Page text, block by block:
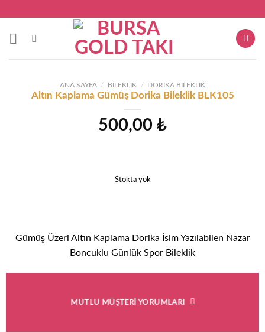
content
ANA SAYFA / BILEKLIK / DORIKA BILEKLIK
Altın Kaplama Gümüş Dorika Bileklik BLK105
500,00 ₺
Stokta yok
Gümüş Üzeri Altın Kaplama Dorika İsim Yazılabilen Nazar
Boncuklu Günlük Spor Bileklik
MUTLU MÜŞTERI YORUMLARI